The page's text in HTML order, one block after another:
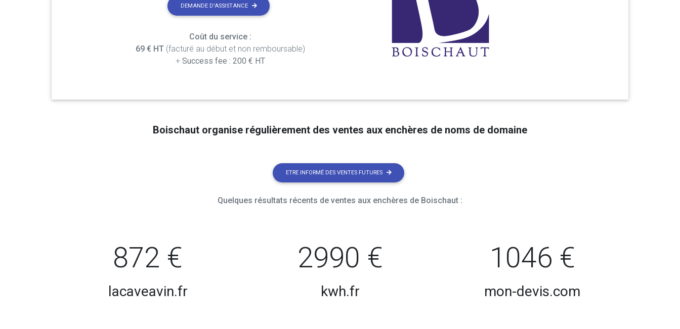
DEMANDE D'ASSISTANCE
Coût du service :
69 € HT(facturé au début et non remboursable)
+ Success fee : 200 € HT
Boischaut organise régulièrement des ventes aux enchères de noms de domaine
ETRE INFORMÉ DES VENTES FUTURES
Quelques résultats récents de ventes aux enchères de Boischaut :
872 €
lacaveavin.fr
2990 €
kwh.fr
1046 €
mon-devis.com